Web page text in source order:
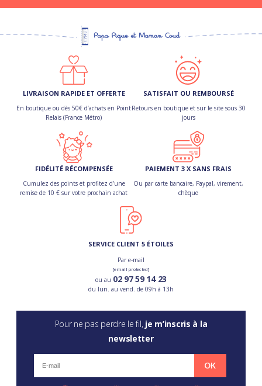
LIVRAISON RAPIDE ET OFFERTE
En boutique ou dès 50€ d’achats en Point
Relais (France Métro)
SATISFAIT OU REMBOURSÉ
Retours en boutique et sur le site sous 30
jours
FIDÉLITÉ RÉCOMPENSÉE
Cumulez des points et profitez d’une
remise de 10 € sur votre prochain achat
PAIEMENT 3 X SANS FRAIS
Ou par carte bancaire, Paypal, virement,
chèque
SERVICE CLIENT 5 ÉTOILES
Par e-mail
[email protected]
ou au 02 97 59 14 23
du lun. au vend. de 09h à 13h
Pour ne pas perdre le fil, je m’inscris à la
newsletter
OK